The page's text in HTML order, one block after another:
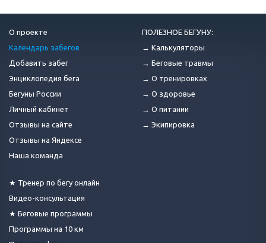
О проекте
Календарь забегов
Добавить забег
Энциклопедия бега
Бегуны России
Личный кабинет
Отзывы на сайте
Отзывы на Яндексе
Наша команда
★ Тренер по бегу онлайн
Видео-консультация
★ Беговые программы
Программы на 10 км
ПОЛЕЗНОЕ БЕГУНУ:
→ Калькуляторы
→ Беговые травмы
→ О тренировках
→ О здоровье
→ О питании
→ Экипировка